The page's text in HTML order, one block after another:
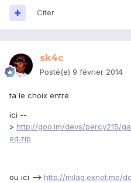
Citer
sk4c
Posté(e) 9 février 2014
ta le choix entre
ici --
> http://goo.im/devs/percy215/
ed.zip
ou ici --> http://milaq.exnet.me/